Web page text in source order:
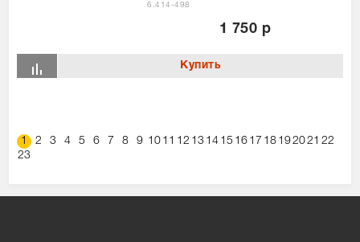
6.414-498
1 750 р
1 2 3 4 5 6 7 8 9 10 11 12 13 14 15 16 17 18 192021 22
23